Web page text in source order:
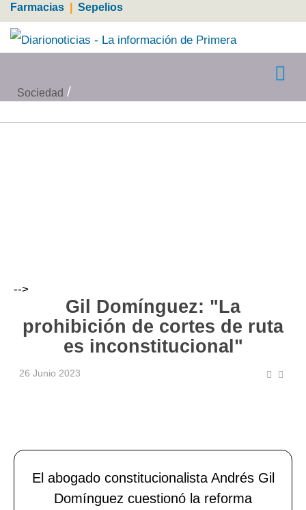
Farmacias Sepelios
Sociedad
-->
Gil Domínguez: "La
prohibición de cortes de ruta
es inconstitucional"
26 Junio 2023
El abogado constitucionalista Andrés Gil
Domínguez cuestionó la reforma